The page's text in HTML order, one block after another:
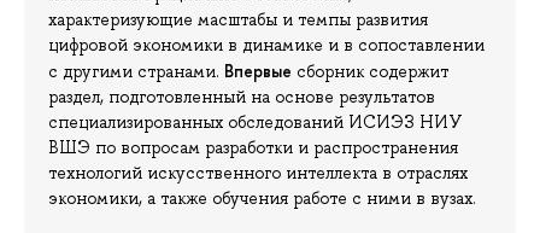
характеризующие масштабы и темпы развития
цифровой экономики в динамике и в сопоставлении
с другими странами. Впервые сборник содержит
раздел, подготовленный на основе результатов
специализированных обследований ИСИЭЗ НИУ
ВШЭ по вопросам разработки и распространения
технологий искусственного интеллекта в отраслях
экономики, а также обучения работе с ними в вузах.